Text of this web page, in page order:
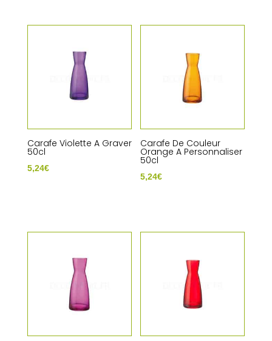
Carafe Violette A Graver
50cl
5,24€
Carafe De Couleur
Orange A Personnaliser
50cl
5,24€